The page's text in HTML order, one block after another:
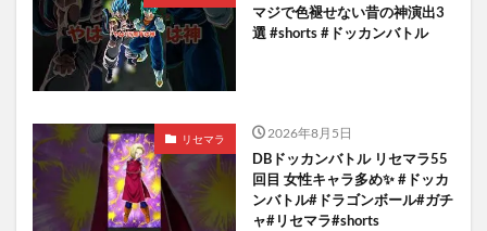
マジで色褪せない昔の神演出3
選 #shorts #ドッカンバトル
リセマラ 2026年8月5日
DBドッカンバトル リセマラ55
回目 女性キャラ多め✨️ #ドッカ
ンバトル#ドラゴンボール#ガチ
ャ#リセマラ#shorts